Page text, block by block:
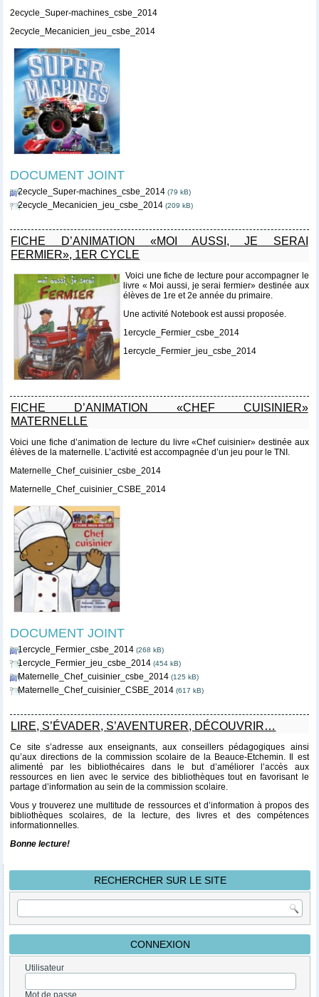
2ecycle_Super-machines_csbe_2014
2ecycle_Mecanicien_jeu_csbe_2014
DOCUMENT JOINT
2ecycle_Super-machines_csbe_2014 (79 kB)
2ecycle_Mecanicien_jeu_csbe_2014 (209 kB)
FICHE D’ANIMATION «MOI AUSSI, JE SERAI
FERMIER», 1ER CYCLE
Voici une fiche de lecture pour accompagner le
livre « Moi aussi, je serai fermier» destinée aux
élèves de 1re et 2e année du primaire.
Une activité Notebook est aussi proposée.
1ercycle_Fermier_csbe_2014
1ercycle_Fermier_jeu_csbe_2014
FICHE D’ANIMATION «CHEF CUISINIER»
MATERNELLE
Voici une fiche d’animation de lecture du livre «Chef cuisinier» destinée aux
élèves de la maternelle. L’activité est accompagnée d’un jeu pour le TNI.
Maternelle_Chef_cuisinier_csbe_2014
Maternelle_Chef_cuisinier_CSBE_2014
DOCUMENT JOINT
1ercycle_Fermier_csbe_2014 (268 kB)
1ercycle_Fermier_jeu_csbe_2014 (454 kB)
Maternelle_Chef_cuisinier_csbe_2014 (125 kB)
Maternelle_Chef_cuisinier_CSBE_2014 (617 kB)
LIRE, S’ÉVADER, S’AVENTURER, DÉCOUVRIR…
Ce site s’adresse aux enseignants, aux conseillers pédagogiques ainsi
qu’aux directions de la commission scolaire de la Beauce-Etchemin. Il est
alimenté par les bibliothécaires dans le but d’améliorer l’accès aux
ressources en lien avec le service des bibliothèques tout en favorisant le
partage d’information au sein de la commission scolaire.
Vous y trouverez une multitude de ressources et d’information à propos des
bibliothèques scolaires, de la lecture, des livres et des compétences
informationnelles.
Bonne lecture!
RECHERCHER SUR LE SITE
CONNEXION
Utilisateur